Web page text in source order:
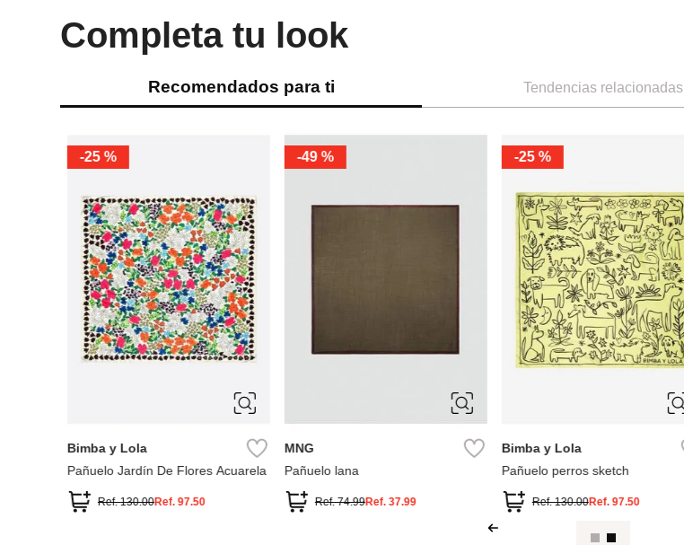
Completa tu look
Recomendados para ti Tendencias relacionadas
-25 %
Bimba y Lola
Pañuelo Jardín De Flores Acuarela
Ref.130.00Ref. 97.50
-49 %
MNG
Pañuelo lana
Ref.74.99Ref. 37.99
-25 %
Bimba y Lola
Pañuelo perros sketch
Ref.130.00Ref. 97.50